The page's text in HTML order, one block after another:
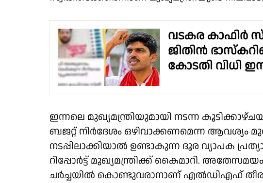
വടകര കാഫിർ
ജിതിൻ
കോടതി വിധി
ഇന്നലെ മുഖ്യമന്ത്രിയുമായി നടന്ന
ബജറ്റ് നിർദേശം ഒഴിവാക്കണമെന്ന ആവശ്യം
നടപ്പിലാക്കിയാൽ ഉണ്ടാകുന്ന ദൂര വ്യാപക
റിപ്പോർട്ട് മുഖ്യമന്ത്രിക്ക് കൈമാറി.
ചർച്ചയിൽ കൊണ്ടുവരാനാണ് എൽഡിഎഫ്